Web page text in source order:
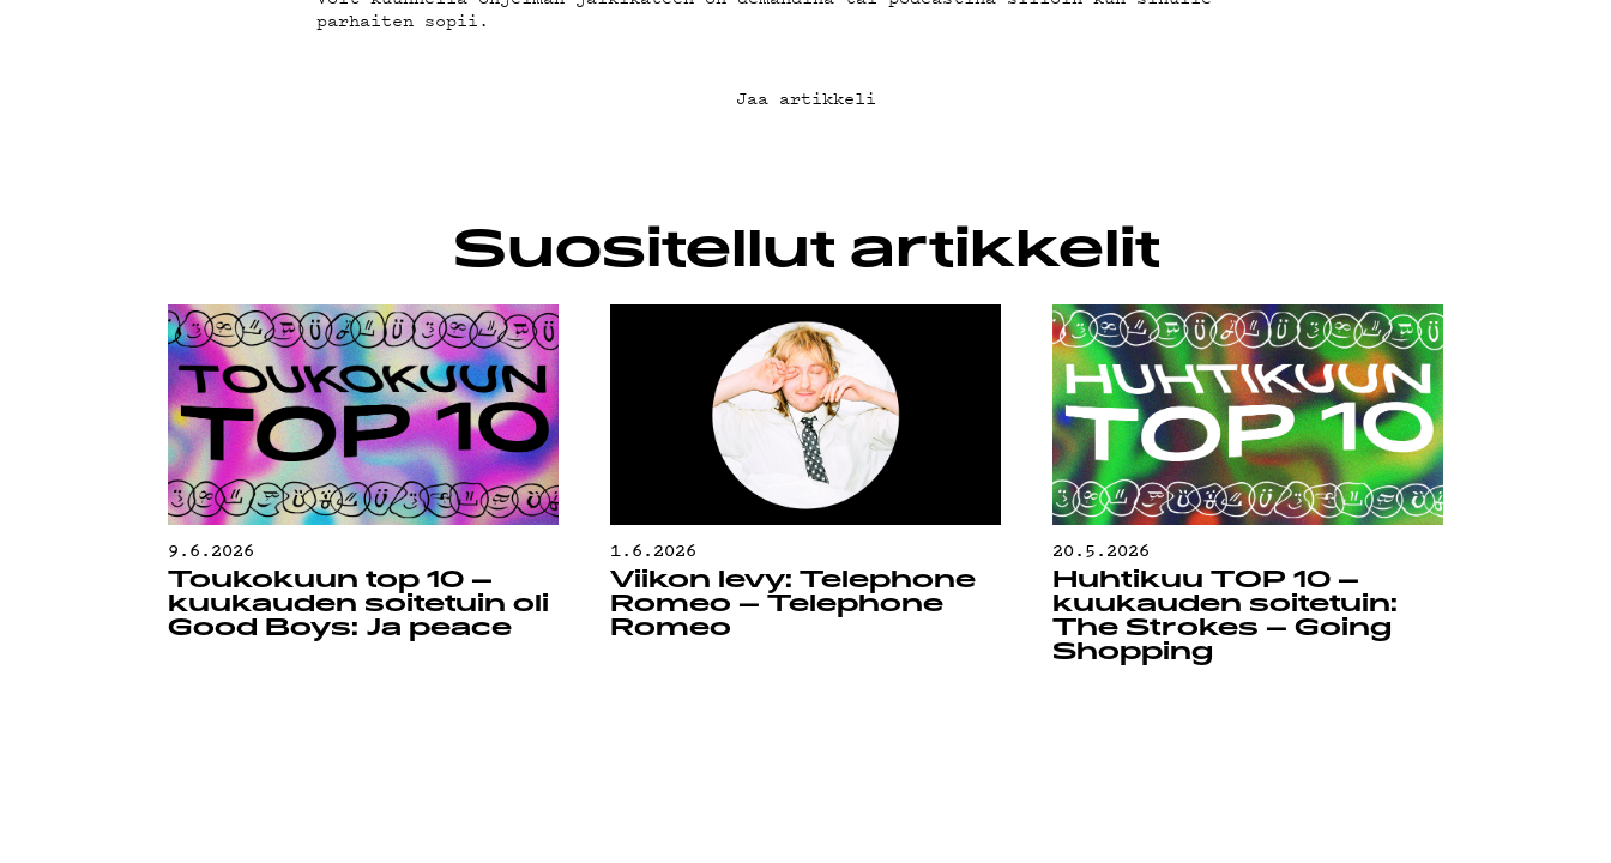
TIETOSUOJA
parhaiten sopii.
Jaa artikkeli
Suositellut artikkelit
9.6.2026
Toukokuun top 10 –
kuukauden soitetuin oli
Good Boys: Ja peace
1.6.2026
Viikon levy: Telephone
Romeo – Telephone
Romeo
20.5.2026
Huhtikuu TOP 10 –
kuukauden soitetuin:
The Strokes – Going
Shopping